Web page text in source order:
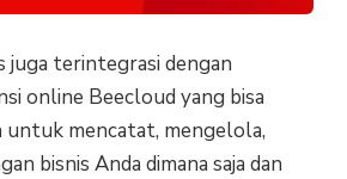
juga terintegrasi dengan
online Beecloud yang bisa
untuk mencatat, mengelola,
bisnis Anda dimana saja dan